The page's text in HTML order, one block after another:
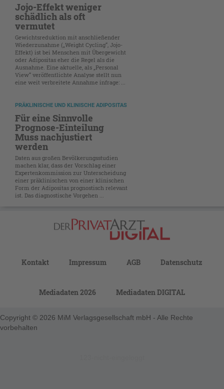
Jojo-Effekt weniger
schädlich als oft
vermutet
Gewichtsreduktion mit anschließender
Wiederzunahme („Weight Cycling“, Jojo-
Effekt) ist bei Menschen mit Übergewicht
oder Adipositas eher die Regel als die
Ausnahme. Eine aktuelle, als „Personal
View“ veröffentlichte Analyse stellt nun
eine weit verbreitete Annahme infrage: ...
PRÄKLINISCHE UND KLINISCHE ADIPOSITAS
Für eine Sinnvolle
Prognose-Einteilung
Muss nachjustiert
werden
Daten aus großen Bevölkerungsstudien
machen klar, dass der Vorschlag einer
Expertenkommission zur Unterscheidung
einer präklinischen von einer klinischen
Form der Adipositas prognostisch relevant
ist. Das diagnostische Vorgehen ...
Kontakt Impressum AGB Datenschutz
Mediadaten 2026 Mediadaten DIGITAL
Copyright © 2026 MiM Verlagsgesellschaft mbH - Alle Rechte
vorbehalten